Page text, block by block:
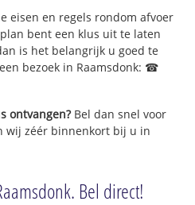
eisen en regels rondom afvoer
bent een klus uit te laten
is het belangrijk u goed te
bezoek in Raamsdonk: ☎
ontvangen?Bel dan snel voor
wij zéér binnenkort bij u in
Bel direct!